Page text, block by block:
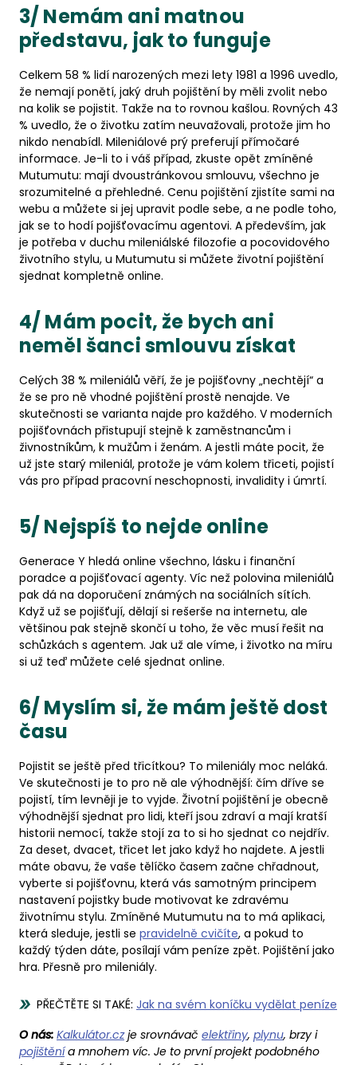
3/ Nemám ani matnou
představu, jak to funguje
Celkem 58 % lidí narozených mezi lety 1981 a 1996 uvedlo,
že nemají ponětí, jaký druh pojištění by měli zvolit nebo
na kolik se pojistit. Takže na to rovnou kašlou. Rovných 43
% uvedlo, že o životku zatím neuvažovali, protože jim ho
nikdo nenabídl. Mileniálové prý preferují přímočaré
informace. Je-li to i váš případ, zkuste opět zmíněné
Mutumutu: mají dvoustránkovou smlouvu, všechno je
srozumitelné a přehledné. Cenu pojištění zjistíte sami na
webu a můžete si jej upravit podle sebe, a ne podle toho,
jak se to hodí pojišťovacímu agentovi. A především, jak
je potřeba v duchu mileniálské filozofie a pocovidového
životního stylu, u Mutumutu si můžete životní pojištění
sjednat kompletně online.
4/ Mám pocit, že bych ani
neměl šanci smlouvu získat
Celých 38 % mileniálů věří, že je pojišťovny „nechtějí“ a
že se pro ně vhodné pojištění prostě nenajde. Ve
skutečnosti se varianta najde pro každého. V moderních
pojišťovnách přistupují stejně k zaměstnancům i
živnostníkům, k mužům i ženám. A jestli máte pocit, že
už jste starý mileniál, protože je vám kolem třiceti, pojistí
vás pro případ pracovní neschopnosti, invalidity i úmrtí.
5/ Nejspíš to nejde online
Generace Y hledá online všechno, lásku i finanční
poradce a pojišťovací agenty. Víc než polovina mileniálů
pak dá na doporučení známých na sociálních sítích.
Když už se pojišťují, dělají si rešerše na internetu, ale
většinou pak stejně skončí u toho, že věc musí řešit na
schůzkách s agentem. Jak už ale víme, i životko na míru
si už teď můžete celé sjednat online.
6/ Myslím si, že mám ještě dost
času
Pojistit se ještě před třicítkou? To mileniály moc neláká.
Ve skutečnosti je to pro ně ale výhodnější: čím dříve se
pojistí, tím levněji je to vyjde. Životní pojištění je obecně
výhodnější sjednat pro lidi, kteří jsou zdraví a mají kratší
historii nemocí, takže stojí za to si ho sjednat co nejdřív.
Za deset, dvacet, třicet let jako když ho najdete. A jestli
máte obavu, že vaše tělíčko časem začne chřadnout,
vyberte si pojišťovnu, která vás samotným principem
nastavení pojistky bude motivovat ke zdravému
životnímu stylu. Zmíněné Mutumutu na to má aplikaci,
která sleduje, jestli se pravidelně cvičíte, a pokud to
každý týden dáte, posílají vám peníze zpět. Pojištění jako
hra. Přesně pro mileniály.
PŘEČTĚTE SI TAKÉ: Jak na svém koníčku vydělat peníze
O nás: Kalkulátor.czje srovnávač elektřiny, plynu, brzy i
pojištěnía mnohem víc. Je to první projekt podobného